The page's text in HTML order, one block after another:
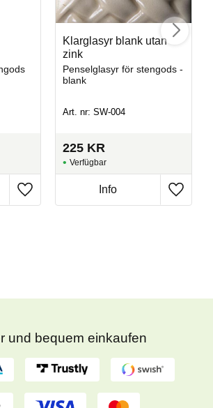
Klarglasyr blank utan
zink
Penselglasyr för stengods -
blank
Art. nr: SW-004
225 KR
und bequem einkaufen